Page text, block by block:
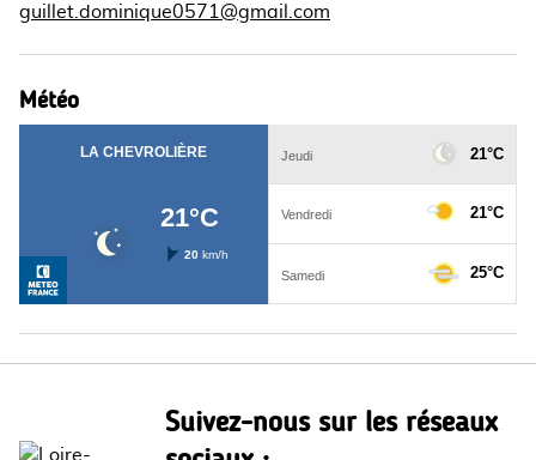
guillet.dominique0571@gmail.com
Météo
Suivez-nous sur les réseaux